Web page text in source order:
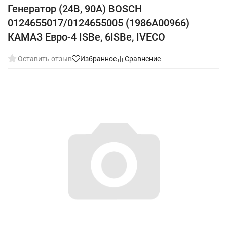
Генератор (24В, 90А) BOSCH
0124655017/0124655005 (1986A00966)
КАМАЗ Евро-4 ISBe, 6ISBe, IVECO
Оставить отзыв Избранное Сравнение